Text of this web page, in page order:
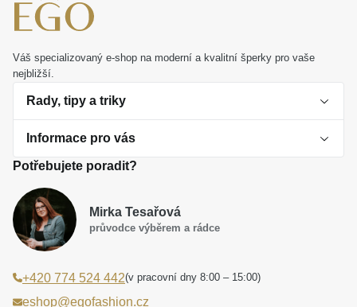
Váš specializovaný e-shop na moderní a kvalitní šperky pro vaše
nejbližší.
Rady, tipy a triky
O perlách
Jak vybrat perlový šperk
Dárková inspirace
Smaltované a korálkové šperky jako trend
Laboratorní diamanty jsou budoucnost
Informace pro vás
Obchodní podmínky
Reklamační řád
Poučení o právu na odstoupení od smlouvy
Potřebujete poradit?
Mirka Tesařová
průvodce výběrem a rádce
+420 774 524 442(v pracovní dny 8:00 – 15:00)
eshop@egofashion.cz